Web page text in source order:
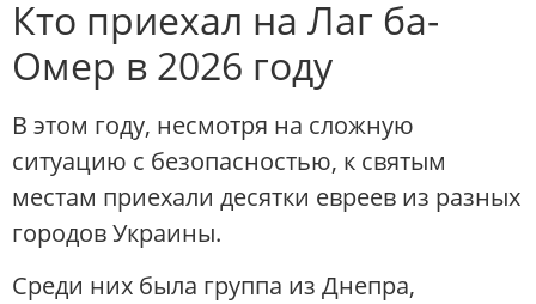
Кто приехал на Лаг ба-
Омер в 2026 году
В этом году, несмотря на сложную
ситуацию с безопасностью, к святым
местам приехали десятки евреев из разных
городов Украины.
Среди них была группа из Днепра,